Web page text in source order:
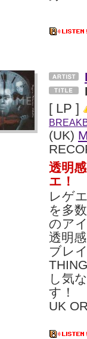
[ LP ]
(UK)
透明
エ！
レゲ
を多
のア
透明
ブレ
し気
す！
UK